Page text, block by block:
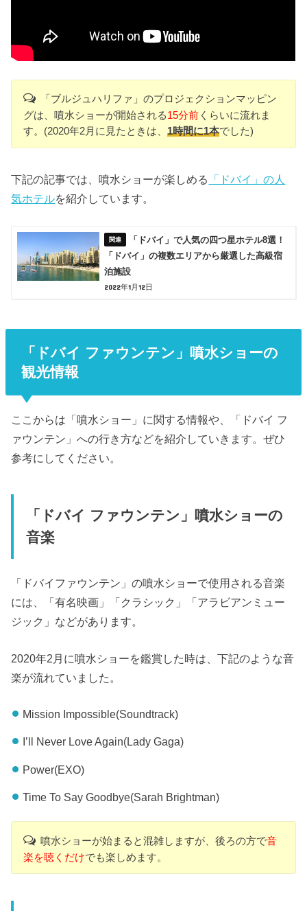
「ブルジュハリファ」のプロジェクションマッピン
グは、噴水ショーが開始される15分前 くらいに流れま
す。(2020年2月に見たときは、1時間に1本でした)
下記の記事では、噴水ショーが楽しめる
「ドバイ」の人
気ホテルを紹介しています。
「ドバイ」で人気の四つ星ホテル8選！
「ドバイ」の複数エリアから厳選した高級宿
泊施設
2022年1月12日
「ドバイ ファウンテン」噴水ショーの
観光情報
ここからは「噴水ショー」に関する情報や、「ドバイ フ
ァウンテン」への行き方などを紹介していきます。ぜひ
参考にしてください。
「ドバイ ファウンテン」噴水ショーの
音楽
「ドバイファウンテン」の噴水ショーで使用される音楽
には、「有名映画」「クラシック」「アラビアンミュー
ジック」などがあります。
2020年2月に噴水ショーを鑑賞した時は、下記のような音
楽が流れていました。
Mission Impossible(Soundtrack)
I’ll Never Love Again(Lady Gaga)
Power(EXO)
Time To Say Goodbye(Sarah Brightman)
噴水ショーが始まると混雑しますが、後ろの方で音
楽を聴くだけでも楽しめます。